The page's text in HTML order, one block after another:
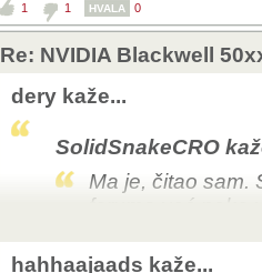
1 1 HVALA 0
Re: NVIDIA Blackwell
dery kaže...
SolidSnakeCRO
Ma je, čitao sam.
foruma već neko
Ako ovde hvale
hahhaajaads kaže...